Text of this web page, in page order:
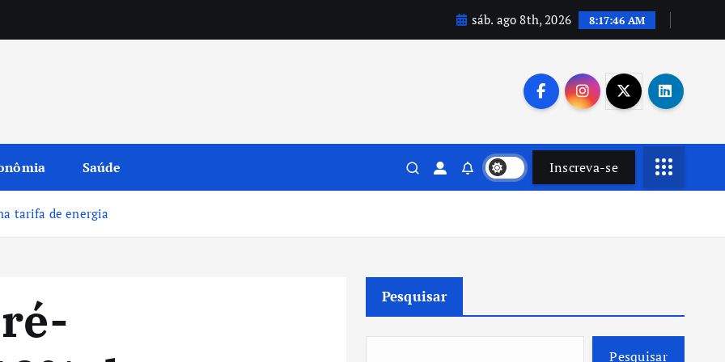
sáb. ago 8th, 2026 8:17:48 AM
Saúde Inscreva-se
tarifa de energia
Pesquisar
Pesquisar